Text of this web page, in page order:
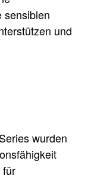
sensiblen
und
wurden
für